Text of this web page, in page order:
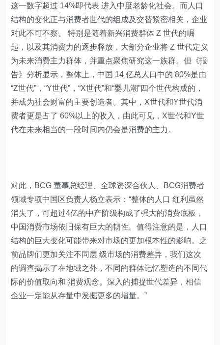
这一数字超过 14%即代表 进入中度老龄化社会。而人口
结构的变化正与消费者世代的组成及交替紧密相关，企业
对此不可不察。 特别是随着新兴消费群体 Z 世代的崛
起，以及其消费力的逐步释放，大部分企业将 Z 世代定义
为未来消费主力群体，并重点聚焦研究这一族群。但《报
告》分析显示，整体上，中国 14 亿总人口中的 80%是由
“Z世代”，“Y世代”，“X世代”和“婴儿潮”四个世代构成的，
并成为社会财富的主要创造者。其中，X世代和Y世代消
费者更是占了 60%以上的收入，由此可见，X世代和Y世
代在未来相当的一段时间内仍会是消费的主力。
对此，BCG 董事总经理、全球资深合伙人、BCG消费者
领域专项中国区负责人杨立表示：“整体的人口 红利虽然
消失了，可超过4亿的中产阶级构成了强大的消费底板，
中国消费市场依旧保有巨大的韧性。值得注意的是，人口
结构的巨大变化可能带来对市场的更加根本性的影响。之
前品牌们更加关注不同层 级市场的消费差异，我们这次
的调查揭示了在地域之外，不同的群体记忆塑造的不同代
际的价值取向和 消费观念。深入的捕捉世代差异，相信
企业一定能从存量中发掘更多的增量。”